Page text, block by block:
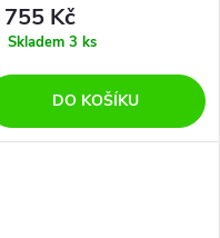
755 Kč
Skladem 3 ks
DO KOŠÍKU